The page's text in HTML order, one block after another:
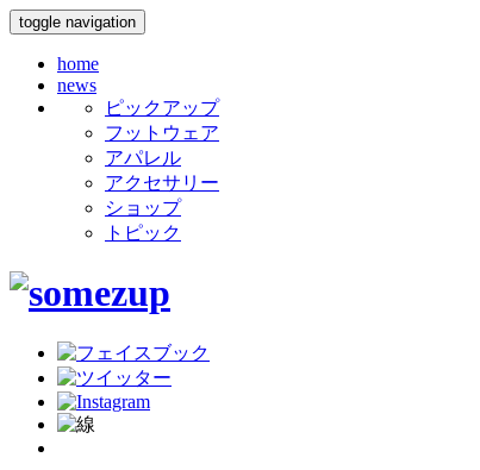
toggle navigation
home
news
ピックアップ
フットウェア
アパレル
アクセサリー
ショップ
トピック